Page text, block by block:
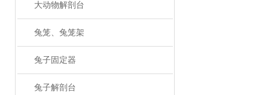
大动物解剖台
兔笼、兔笼架
兔子固定器
兔子解剖台